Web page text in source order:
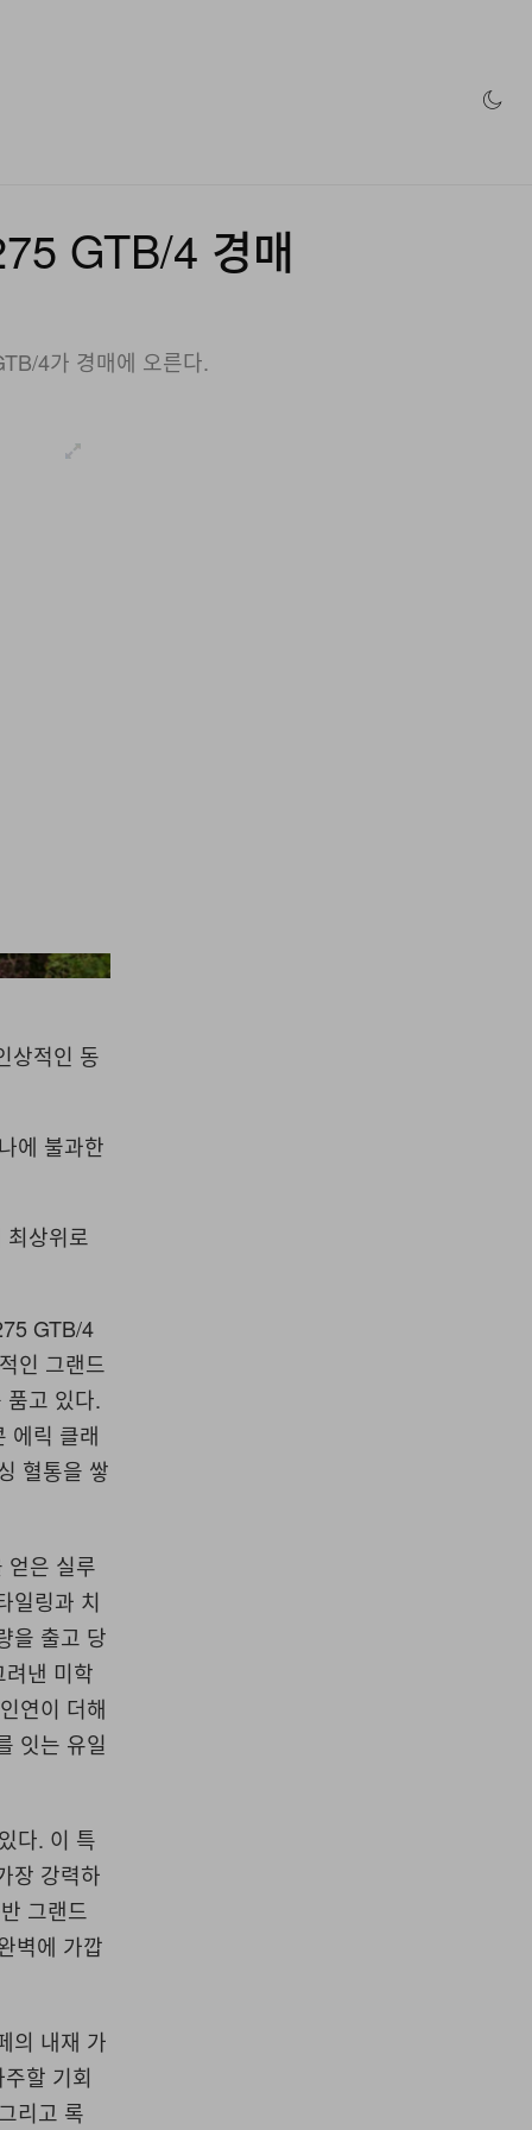
GTB/4 경매
4가 경매에 오른다.
Fiskens
상적인 동
에 불과한
상위로
GTB/4
인 그랜드
품고 있다.
에릭 클래
혈통을 쌓
얻은 실루
일링과 치
을 출고 당
낸 미학
연이 더해
잇는 유일
다. 이 특
장 강력하
그랜드
벽에 가깝
의 내재 가
할 기회
리고 록